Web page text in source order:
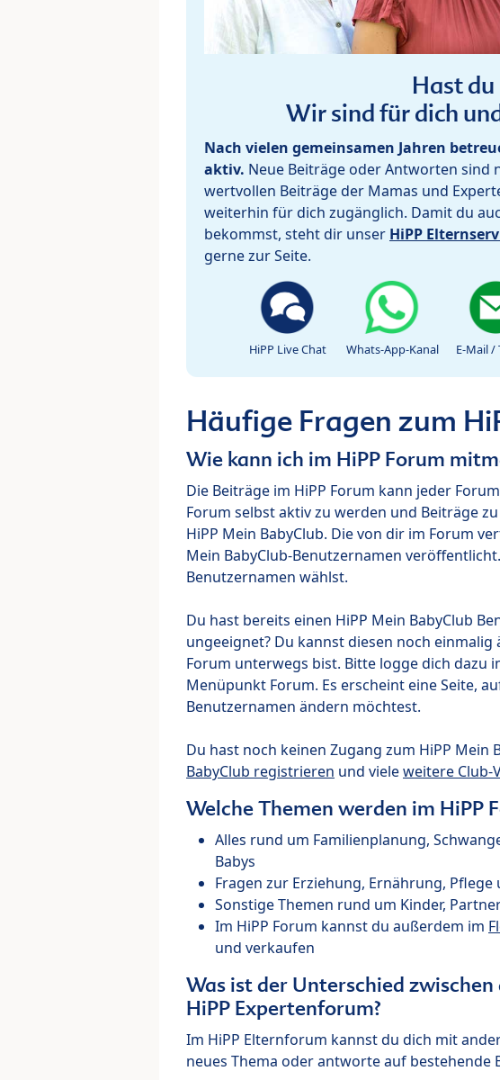
Hast du
Wir sind für dich
Nach vielen gemeinsamen Jahren
aktiv. Neue Beiträge oder Antworten sind
wertvollen Beiträge der Mamas und
weiterhin für dich zugänglich. Damit du
bekommst, steht dir unser HiPP
gerne zur Seite.
HiPP Live Chat Whats-App-Kanal E-Mail /
Häufige Fragen zum
Wie kann ich im HiPP Forum
Die Beiträge im HiPP Forum kann jeder
Forum selbst aktiv zu werden und Beiträge
HiPP Mein BabyClub. Die von dir im Forum
Mein BabyClub-Benutzernamen
Benutzernamen wählst.
Du hast bereits einen HiPP Mein BabyClub
ungeeignet? Du kannst diesen noch
Forum unterwegs bist. Bitte logge dich dazu
Menüpunkt Forum. Es erscheint eine Seite,
Benutzernamen ändern möchtest.
Du hast noch keinen Zugang zum HiPP Mein
BabyClub registrieren und vieleweitere Club-
Welche Themen werden im HiPP
Alles rund um Familienplanung,
Babys
Fragen zur Erziehung, Ernährung,
Sonstige Themen rund um Kinder,
Im HiPP Forum kannst du außerdem im
und verkaufen
Was ist der Unterschied
HiPP Expertenforum?
Im HiPP Elternforum kannst du dich mit
neues Thema oder antworte auf bestehende